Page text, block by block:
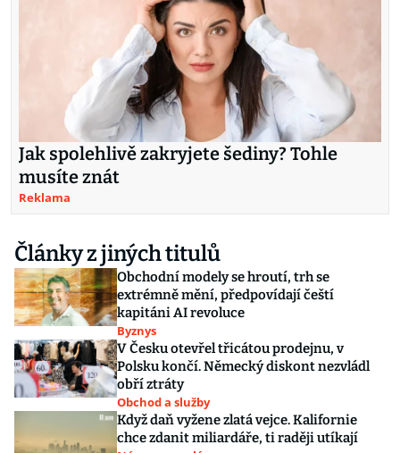
Jak spolehlivě zakryjete šediny? Tohle
musíte znát
Reklama
Články z jiných titulů
Obchodní modely se hroutí, trh se
extrémně mění, předpovídají čeští
kapitáni AI revoluce
Byznys
V Česku otevřel třicátou prodejnu, v
Polsku končí. Německý diskont nezvládl
obří ztráty
Obchod a služby
Když daň vyžene zlatá vejce. Kalifornie
chce zdanit miliardáře, ti raději utíkají